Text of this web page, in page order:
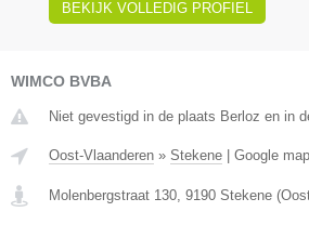
BEKIJK VOLLEDIG PROFIEL
WIMCO BVBA
Niet gevestigd in de plaats Berloz en in
Oost-Vlaanderen » Stekene | Google
Molenbergstraat 130 9190 Stekene (